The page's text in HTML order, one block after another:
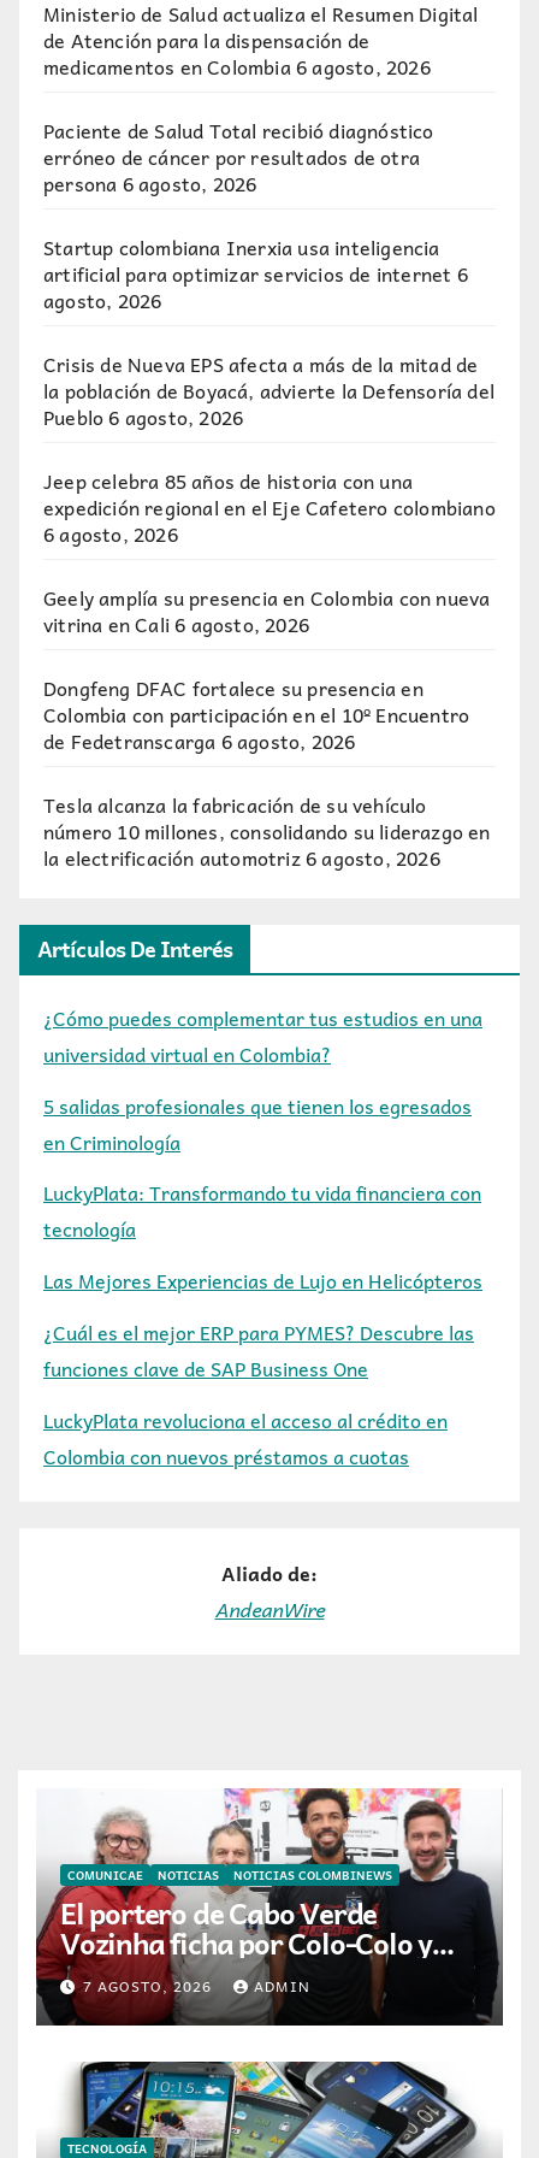
Ministerio de Salud actualiza el Resumen Digital
de Atención para la dispensación de
medicamentos en Colombia6 agosto, 2026
Paciente de Salud Total recibió diagnóstico
erróneo de cáncer por resultados de otra
persona6 agosto, 2026
Startup colombiana Inerxia usa inteligencia
artificial para optimizar servicios de internet 6
agosto, 2026
Crisis de Nueva EPS afecta a más de la mitad de
la población de Boyacá, advierte la Defensoría del
Pueblo6 agosto, 2026
Jeep celebra 85 años de historia con una
expedición regional en el Eje Cafetero colombiano
6 agosto, 2026
Geely amplía su presencia en Colombia con nueva
vitrina en Cali 6 agosto, 2026
Dongfeng DFAC fortalece su presencia en
Colombia con participación en el 10º Encuentro
de Fedetranscarga6 agosto, 2026
Tesla alcanza la fabricación de su vehículo
número 10 millones, consolidando su liderazgo en
la electrificación automotriz6 agosto, 2026
Artículos De Interés
¿Cómo puedes complementar tus estudios en una
universidad virtual en Colombia?
5 salidas profesionales que tienen los egresados
en Criminología
LuckyPlata: Transformando tu vida financiera con
tecnología
Las Mejores Experiencias de Lujo en Helicópteros
¿Cuál es el mejor ERP para PYMES? Descubre las
funciones clave de SAP Business One
LuckyPlata revoluciona el acceso al crédito en
Colombia con nuevos préstamos a cuotas
Aliado de:
AndeanWire
COMUNICAE NOTICIAS NOTICIAS COLOMBINEWS
El portero de Cabo Verde
Vozinha ficha por Colo-Colo y
JETOUR respalda su nueva
etapa
7 AGOSTO, 2026 ADMIN
TECNOLOGÍA